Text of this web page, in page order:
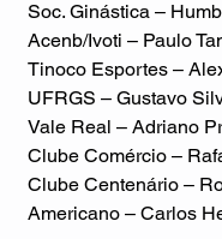
Soc. Ginástica –
Acenb/Ivoti – Paulo
Tinoco Esportes –
UFRGS – Gustavo
Vale Real – Adriano
Clube Comércio –
Clube Centenário –
Americano – Carlos